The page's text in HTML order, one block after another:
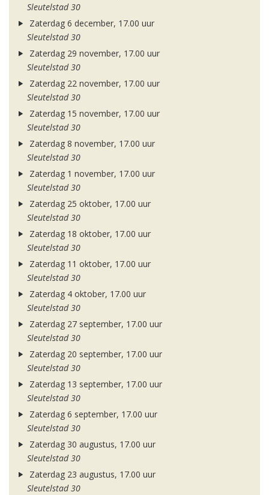
Sleutelstad 30
Zaterdag 6 december, 17.00 uur
Sleutelstad 30
Zaterdag 29 november, 17.00 uur
Sleutelstad 30
Zaterdag 22 november, 17.00 uur
Sleutelstad 30
Zaterdag 15 november, 17.00 uur
Sleutelstad 30
Zaterdag 8 november, 17.00 uur
Sleutelstad 30
Zaterdag 1 november, 17.00 uur
Sleutelstad 30
Zaterdag 25 oktober, 17.00 uur
Sleutelstad 30
Zaterdag 18 oktober, 17.00 uur
Sleutelstad 30
Zaterdag 11 oktober, 17.00 uur
Sleutelstad 30
Zaterdag 4 oktober, 17.00 uur
Sleutelstad 30
Zaterdag 27 september, 17.00 uur
Sleutelstad 30
Zaterdag 20 september, 17.00 uur
Sleutelstad 30
Zaterdag 13 september, 17.00 uur
Sleutelstad 30
Zaterdag 6 september, 17.00 uur
Sleutelstad 30
Zaterdag 30 augustus, 17.00 uur
Sleutelstad 30
Zaterdag 23 augustus, 17.00 uur
Sleutelstad 30